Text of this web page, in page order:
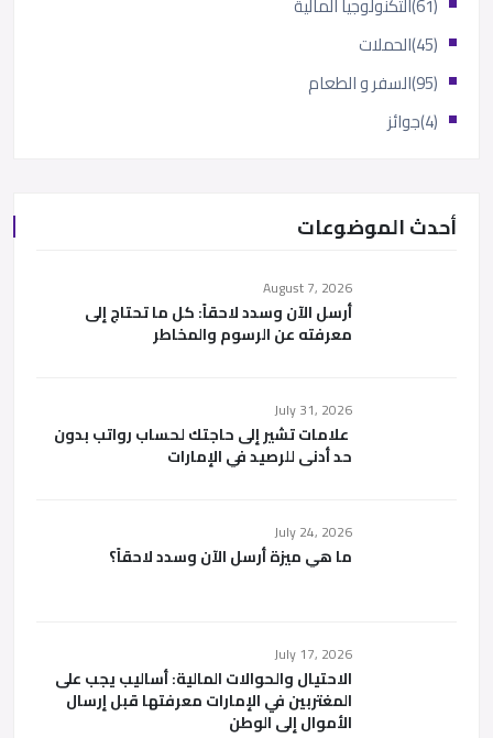
الحملات
(45)
السفر و الطعام
(95)
جوائز (4)
أحدث الموضوعات
August 7, 2026
أرسل الآن وسدد لاحقاً: كل ما تحتاج إلى
معرفته عن الرسوم والمخاطر
July 31, 2026
علامات تشير إلى حاجتك لحساب رواتب بدون
حد أدنى للرصيد في الإمارات
July 24, 2026
ما هي ميزة أرسل الآن وسدد لاحقاً؟
July 17, 2026
الاحتيال والحوالات المالية: أساليب يجب على
المغتربين في الإمارات معرفتها قبل إرسال
الأموال إلى الوطن